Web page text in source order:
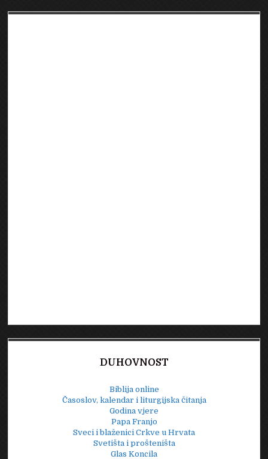
DUHOVNOST
Biblija online
Časoslov, kalendar i liturgijska čitanja
Godina vjere
Papa Franjo
Sveci i blaženici Crkve u Hrvata
Svetišta i prošteništa
Glas Koncila